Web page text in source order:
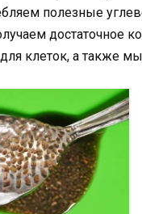
полезные
достаточное
для клеток, а также